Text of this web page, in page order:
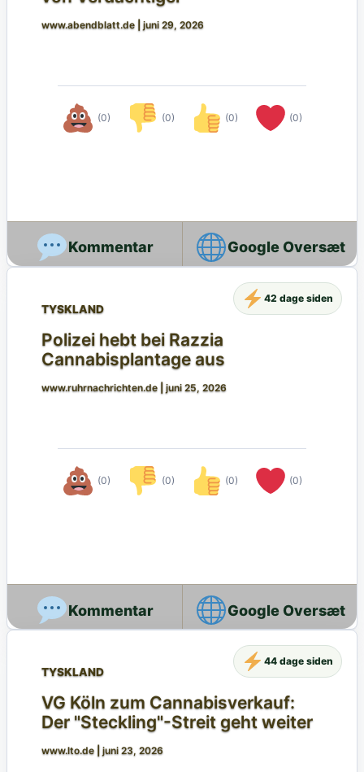
www.abendblatt.de juni 29, 2026
(0) (0) (0) (0)
Google Oversæt
TYSKLAND
Polizei hebt bei Razzia
Cannabisplantage aus
www.ruhrnachrichten.de juni 25, 2026
(0) (0) (0) (0)
42 dage siden
Google Oversæt
TYSKLAND
VG Köln zum Cannabisverkauf:
Der "Steckling"-Streit geht weiter
www.lto.de juni 23, 2026
44 dage siden